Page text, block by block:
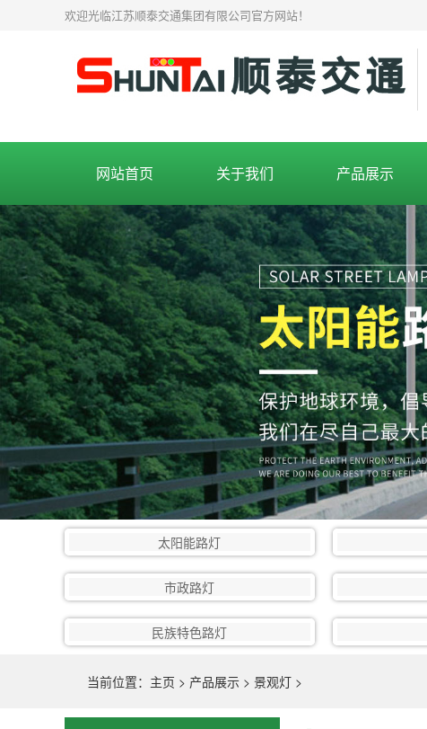
欢迎光临江苏顺泰交通集团有限公司官方网站！
网站首页 关于我们 产品展示
太阳能路灯
市政路灯
民族特色路灯
当前位置： 主页 > 产品展示 > 景观灯 >